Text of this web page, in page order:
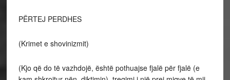
PËRTEJ PERDHES
(Krimet e shovinizmit)
(Kjo që do të vazhdojë, është pothuajse fjalë për fjalë (e